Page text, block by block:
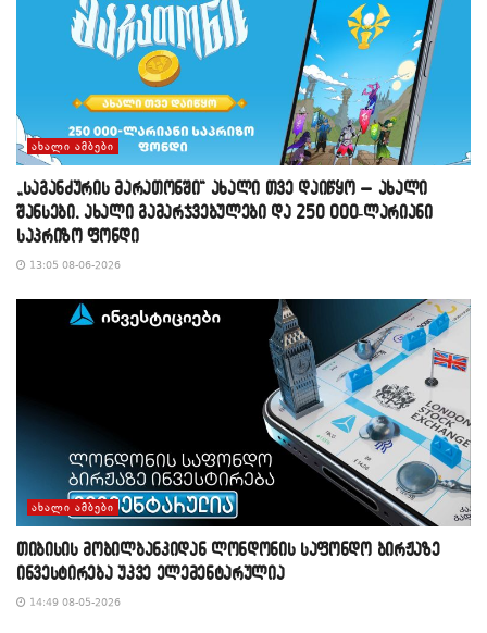
ᲐᲮᲐᲚᲘ ᲐᲛᲑᲔᲑᲘ
„საგანძურის მარათონში“ ახალი თვე დაიწყო – ახალი
შანსები, ახალი გამარჯვებულები და 250 000-ლარიანი
საპრიზო ფონდი
13:05 08-06-2026
ᲐᲮᲐᲚᲘ ᲐᲛᲑᲔᲑᲘ
თიბისის მობილბანკიდან ლონდონის საფონდო ბირჟაზე
ინვესტირება უკვე ელემენტარულია
14:49 08-05-2026